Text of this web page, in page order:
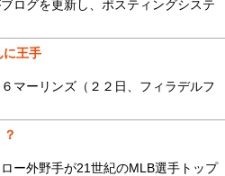
ログを更新し、ポスティングシステ
に王手
マーリンズ（２２日、フィラデルフ
ー外野手が21世紀のMLB選手トップ